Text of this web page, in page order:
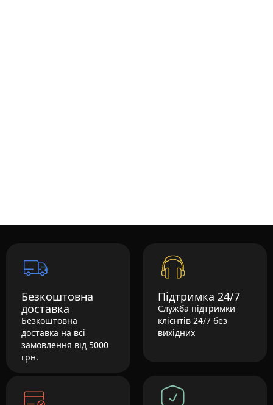
Безкоштовна
доставка
Безкоштовна
доставка на всі
замовлення від 5000
грн.
Підтримка 24/7
Служба підтримки
клієнтів 24/7 без
вихідних